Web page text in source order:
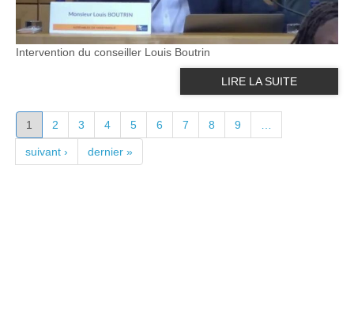
Intervention du conseiller Louis Boutrin
LIRE LA SUITE
PAGES
1 2 3 4 5 6 7 8 9
suivant › dernier »